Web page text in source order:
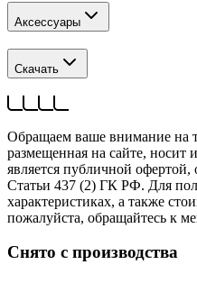
Аксессуары
Скачать
Обращаем ваше внимание на
размещенная на сайте,
является публичной
Статьи 437 (2) ГК РФ. Для
характеристиках, а также
пожалуйста, обращайтесь к
Снято с производства